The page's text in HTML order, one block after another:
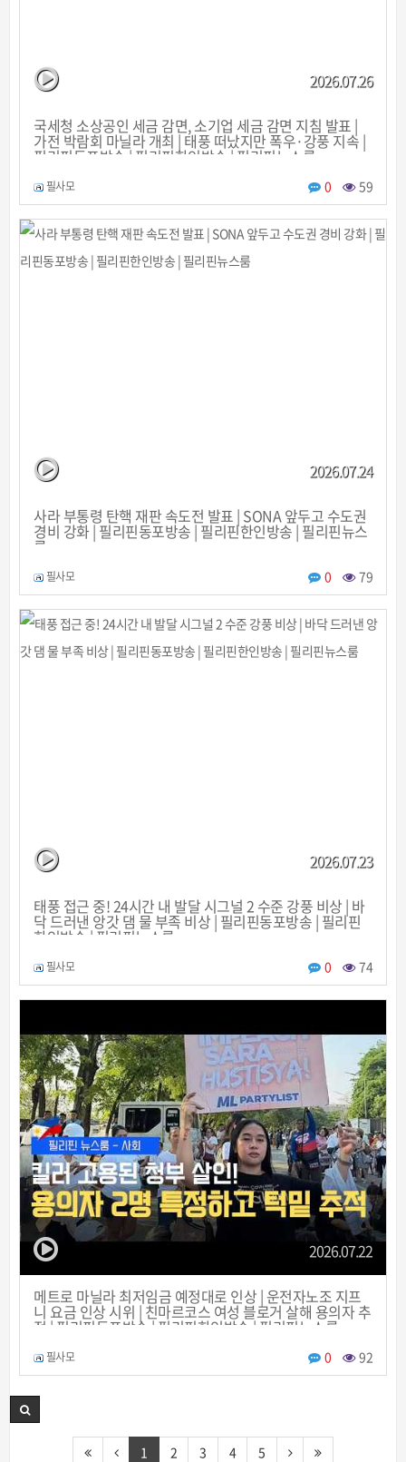
2026.07.26
국세청 소상공인 세금 감면, 소기업 세금 감면 지침 발표 |
가전 박람회 마닐라 개최 | 태풍 떠났지만 폭우·강풍 지속 |
필리핀동포방송 | 필리핀한인방송 | 필리핀뉴스룸
필사모 0 59
2026.07.24
사라 부통령 탄핵 재판 속도전 발표 | SONA 앞두고 수도권
경비 강화 | 필리핀동포방송 | 필리핀한인방송 | 필리핀뉴스
룸
필사모 0 79
2026.07.23
태풍 접근 중! 24시간 내 발달 시그널 2 수준 강풍 비상 | 바
닥 드러낸 앙갓 댐 물 부족 비상 | 필리핀동포방송 | 필리핀
한인방송 | 필리핀뉴스룸
필사모 0 74
2026.07.22
메트로 마닐라 최저임금 예정대로 인상 | 운전자노조 지프
니 요금 인상 시위 | 친마르코스 여성 블로거 살해 용의자 추
적 | 필리핀동포방송 | 필리핀한인방송 | 필리핀뉴스룸
필사모 0 92
1 2 3 4 5